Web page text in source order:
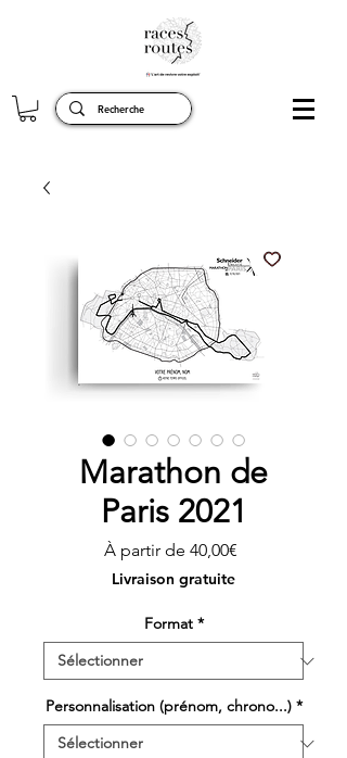
Marathon de
Paris 2021
À partir de 40,00€
Livraison gratuite
Format *
Personnalisation (prénom, chrono...) *